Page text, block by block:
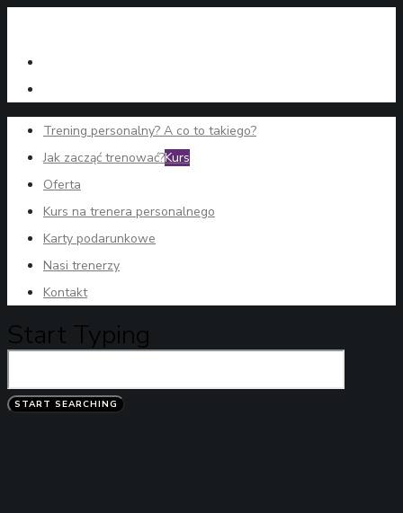
Trening personalny? A co to takiego?
Jak zacząć trenować?Kurs
Oferta
Kurs na trenera personalnego
Karty podarunkowe
Nasi trenerzy
Kontakt
Start Typing